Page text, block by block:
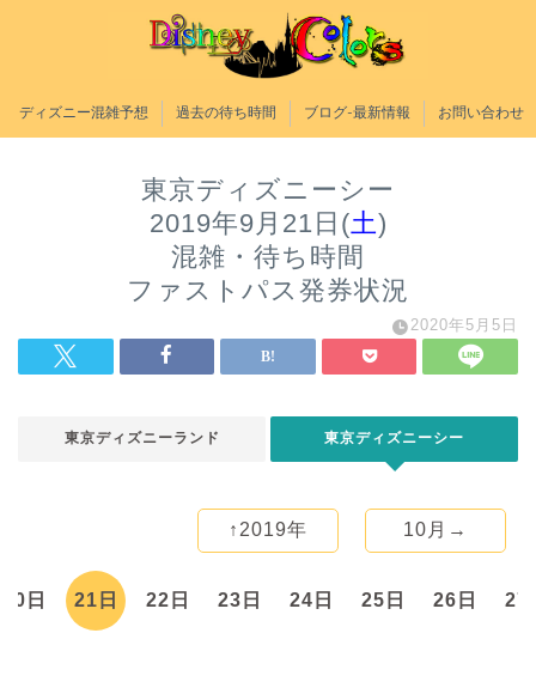
ディズニー混雑予想 過去の待ち時間 ブログ-最新情報 お問い合わせ
東京ディズニーシー
2019年9月21日(土)
混雑・待ち時間
ファストパス発券状況
2020年5月5日
東京ディズニーランド 東京ディズニーシー
↑2019年 10月→
20日 21日 22日 23日 24日 25日 26日 27